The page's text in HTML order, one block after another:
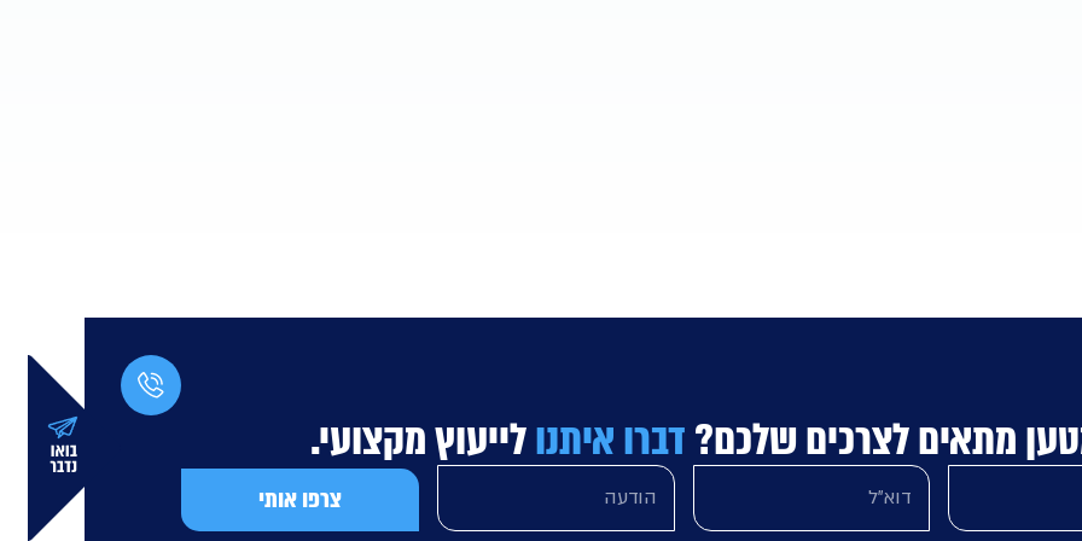
מתאים לצרכים שלכם?דברו איתנולייעוץ מקצועי.
צרפו אותי